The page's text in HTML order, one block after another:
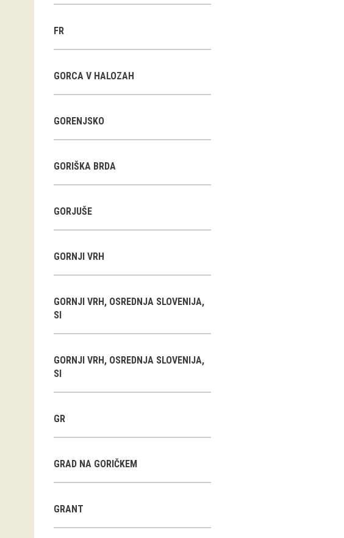
FR
GORCA V HALOZAH
GORENJSKO
GORIŠKA BRDA
GORJUŠE
GORNJI VRH
GORNJI VRH, OSREDNJA SLOVENIJA,
SI
GORNJI VRH, OSREDNJA SLOVENIJA,
SI
GR
GRAD NA GORIČKEM
GRANT